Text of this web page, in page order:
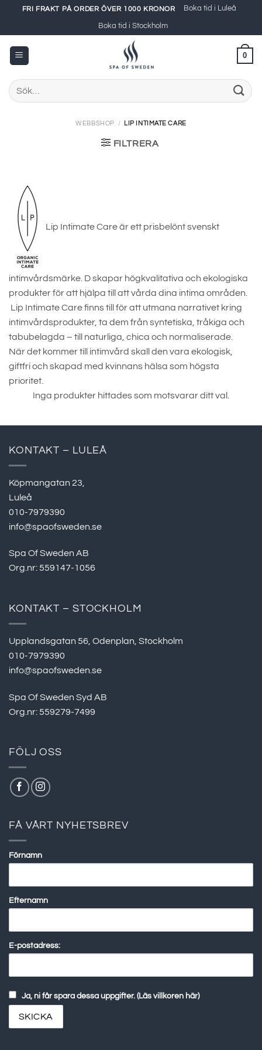
content
FRI FRAKT PÅ ORDER ÖVER 1000 KRONOR Boka tid i Luleå
Boka tid i Stockholm
0
Sök
efter:
WEBBSHOP / LIP INTIMATE CARE
FILTRERA
Lip Intimate Care är ett prisbelönt svenskt
intimvårdsmärke. D skapar högkvalitativa och ekologiska
produkter för att hjälpa till att vårda dina intima områden.
Lip Intimate Care finns till för att utmana narrativet kring
intimvårdsprodukter, ta dem från syntetiska, tråkiga och
tabubelagda – till naturliga, chica och normaliserade.
När det kommer till intimvård skall den vara ekologisk,
giftfri och skapad med kvinnans hälsa som högsta
prioritet.
Inga produkter hittades som motsvarar ditt val.
KONTAKT – LULEÅ
Köpmangatan 23,
Luleå
010-7979390
info@spaofsweden.se
Spa Of Sweden AB
Org.nr: 559147-1056
KONTAKT – STOCKHOLM
Upplandsgatan 56, Odenplan, Stockholm
010-7979390
info@spaofsweden.se
Spa Of Sweden Syd AB
Org.nr: 559279-7499
FÖLJ OSS
FÅ VÅRT NYHETSBREV
Förnamn
Efternamn
E-postadress:
Ja, ni får spara dessa uppgifter. (Läs villkoren här)